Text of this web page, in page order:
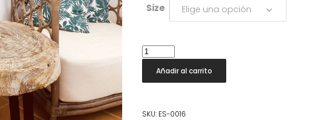
Size Elige una opción
Wood
Round
Table
Añadir al carrito
SKU: ES-0016